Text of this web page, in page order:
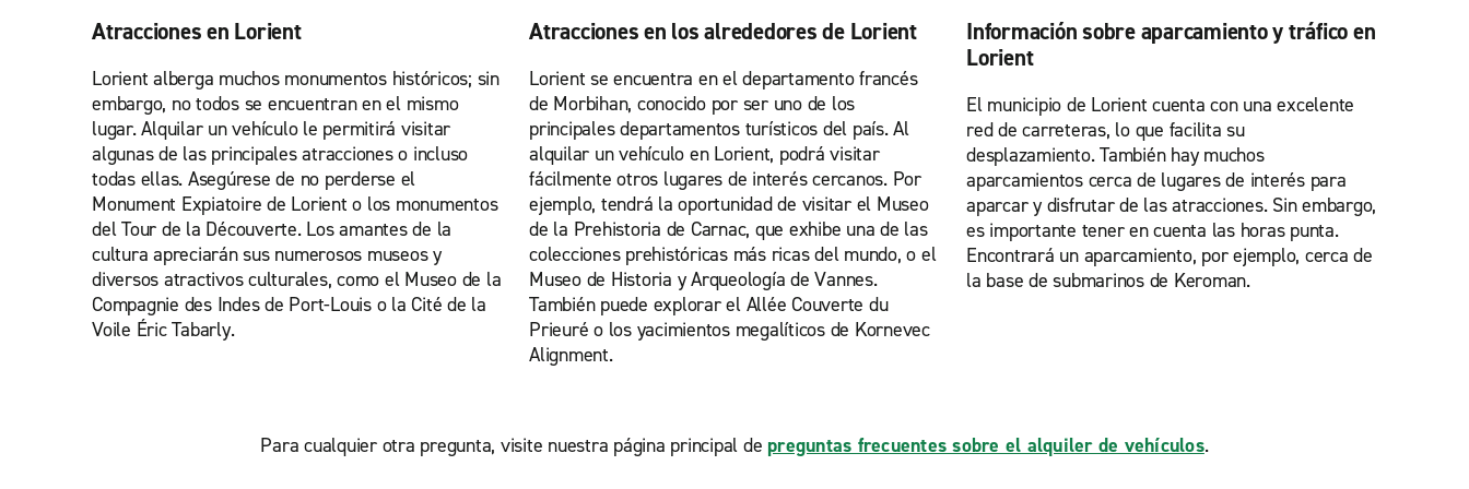
Atracciones en Lorient
Lorient alberga muchos monumentos históricos; sin
embargo, no todos se encuentran en el mismo
lugar. Alquilar un vehículo le permitirá visitar
algunas de las principales atracciones o incluso
todas ellas. Asegúrese de no perderse el
Monument Expiatoire de Lorient o los monumentos
del Tour de la Découverte. Los amantes de la
cultura apreciarán sus numerosos museos y
diversos atractivos culturales, como el Museo de la
Compagnie des Indes de Port-Louis o la Cité de la
Voile Éric Tabarly.
Atracciones en los alrededores de Lorient
Lorient se encuentra en el departamento francés
de Morbihan, conocido por ser uno de los
principales departamentos turísticos del país. Al
alquilar un vehículo en Lorient, podrá visitar
fácilmente otros lugares de interés cercanos. Por
ejemplo, tendrá la oportunidad de visitar el Museo
de la Prehistoria de Carnac, que exhibe una de las
colecciones prehistóricas más ricas del mundo, o el
Museo de Historia y Arqueología de Vannes.
También puede explorar el Allée Couverte du
Prieuré o los yacimientos megalíticos de Kornevec
Alignment.
Información sobre aparcamiento y tráfico en
Lorient
El municipio de Lorient cuenta con una excelente
red de carreteras, lo que facilita su
desplazamiento. También hay muchos
aparcamientos cerca de lugares de interés para
aparcar y disfrutar de las atracciones. Sin embargo,
es importante tener en cuenta las horas punta.
Encontrará un aparcamiento, por ejemplo, cerca de
la base de submarinos de Keroman.
Para cualquier otra pregunta, visite nuestra página principal de preguntas frecuentes sobre el alquiler de vehículos.